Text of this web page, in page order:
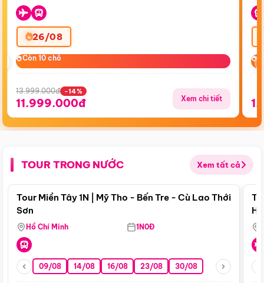
26/08
Còn 10 chỗ
Còn 10 chỗ
13.999.000đ -14%
11.999.000đ Xem chi tiết
TOUR TRONG NƯỚC Xem tất cả
Điểm nổi bật
Tour Miền Tây 1N | Mỹ Tho - Bến Tre - Cù Lao Thới
Sơn
Hồ Chí Minh 1N0Đ
09/08 14/08 16/08 23/08 30/08